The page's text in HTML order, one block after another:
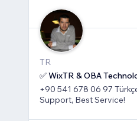
TR
✅ WixTR & OBA
+90 541 678 06 97 Türkçe / English, Worldwide
Support, Best Service!